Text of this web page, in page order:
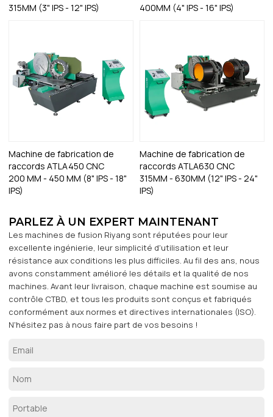
315MM (3" IPS - 12" IPS)
400MM (4" IPS - 16" IPS)
Machine de fabrication de
raccords ATLA450 CNC
200 MM - 450 MM (8" IPS - 18"
IPS)
Machine de fabrication de
raccords ATLA630 CNC
315MM - 630MM (12" IPS - 24"
IPS)
PARLEZ À UN EXPERT MAINTENANT
Les machines de fusion Riyang sont réputées pour leur
excellente ingénierie, leur simplicité d'utilisation et leur
résistance aux conditions les plus difficiles. Au fil des ans, nous
avons constamment amélioré les détails et la qualité de nos
machines. Avant leur livraison, chaque machine est soumise au
contrôle CTBD, et tous les produits sont conçus et fabriqués
conformément aux normes et directives internationales (ISO).
N'hésitez pas à nous faire part de vos besoins !